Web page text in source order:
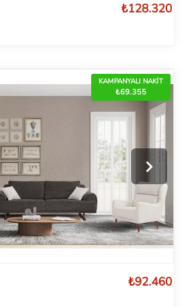
₺128.320
KAMPANYALI NAKİT
₺69.355
₺92.460